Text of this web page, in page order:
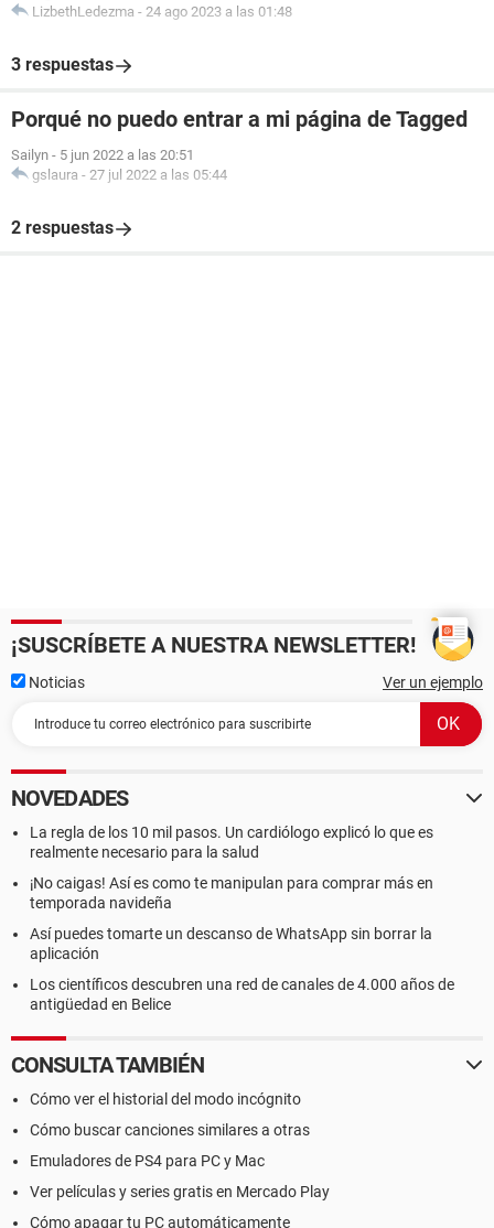
LizbethLedezma - 24 ago 2023 a las 01:48
3 respuestas
Porqué no puedo entrar a mi página de Tagged
Sailyn - 5 jun 2022 a las 20:51
gslaura - 27 jul 2022 a las 05:44
2 respuestas
¡SUSCRÍBETE A NUESTRA NEWSLETTER!
Noticias Ver un ejemplo
NOVEDADES
La regla de los 10 mil pasos. Un cardiólogo explicó lo que es
realmente necesario para la salud
¡No caigas! Así es como te manipulan para comprar más en
temporada navideña
Así puedes tomarte un descanso de WhatsApp sin borrar la
aplicación
Los científicos descubren una red de canales de 4.000 años de
antigüedad en Belice
CONSULTA TAMBIÉN
Cómo ver el historial del modo incógnito
Cómo buscar canciones similares a otras
Emuladores de PS4 para PC y Mac
Ver películas y series gratis en Mercado Play
Cómo apagar tu PC automáticamente